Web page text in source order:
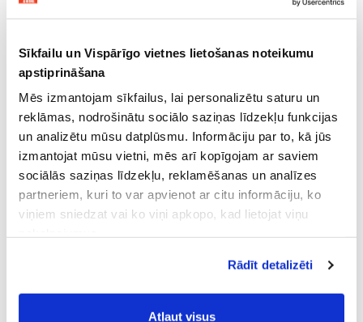
Sīkfailu un Vispārīgo vietnes lietošanas noteikumu
apstiprināšana
Mēs izmantojam sīkfailus, lai personalizētu saturu un
reklāmas, nodrošinātu sociālo saziņas līdzekļu funkcijas
un analizētu mūsu datplūsmu. Informāciju par to, kā jūs
izmantojat mūsu vietni, mēs arī kopīgojam ar saviem
sociālās saziņas līdzekļu, reklamēšanas un analīzes
partneriem, kuri to var apvienot ar citu informāciju, ko
viņiem sniedzat vai ko viņi apkopo, kad lietojat viņu
Vispārīgiem vietnes lietošanas
noteikumiem(saīsināti - VVLN).
Rādīt detalizēti
Atļaut visus